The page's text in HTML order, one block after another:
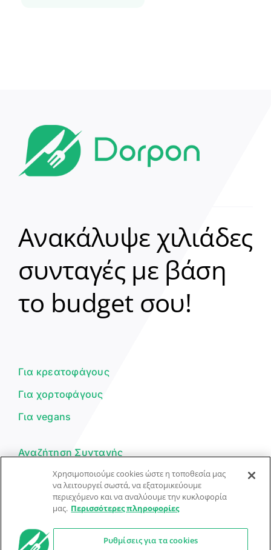
Ανακάλυψε χιλιάδες
συνταγές με βάση
το budget σου!
Για κρεατοφάγους
Για χορτοφάγους
Για vegans
Αναζήτηση Συνταγής
Υποβολή Συνταγής
Φόρμα Επικοινωνίας
Χρησιμοποιούμε cookies ώστε η τοποθεσία μας
να λειτουργεί σωστά, να εξατομικεύουμε
περιεχόμενο και να αναλύουμε την κυκλοφορία
μας. Περισσότερες πληροφορίες
Ρυθμίσεις για τα cookies